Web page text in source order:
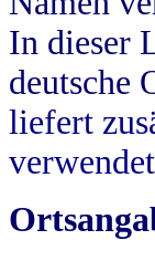
In dieser
deutsche
liefert